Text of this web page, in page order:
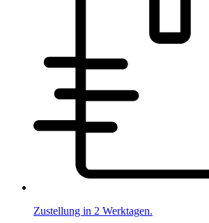
Zustellung in 2 Werktagen.